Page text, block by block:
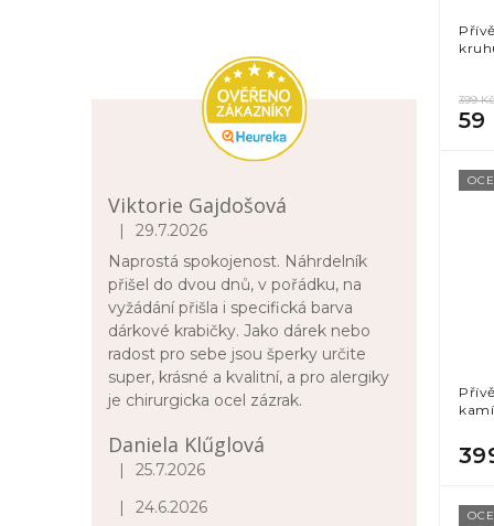
Viktorie Gajdošová
Hodnocení obchodu je 5 z 5 hvězdiček.
29.7.2026
Naprostá spokojenost. Náhrdelník
přišel do dvou dnů, v pořádku, na
vyžádání přišla i specifická barva
dárkové krabičky. Jako dárek nebo
radost pro sebe jsou šperky určite
super, krásné a kvalitní, a pro alergiky
je chirurgicka ocel zázrak.
Daniela Klűglová
Hodnocení obchodu je 5 z 5 hvězdiček.
25.7.2026
Hodnocení obchodu je 5 z 5 hvězdiček.
24.6.2026
399 Kč
59